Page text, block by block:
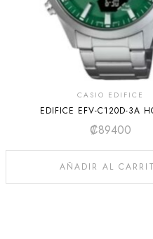
CASIO EDIFICE
EDIFICE EFV-C120D-3A
₡89400
AÑADIR AL